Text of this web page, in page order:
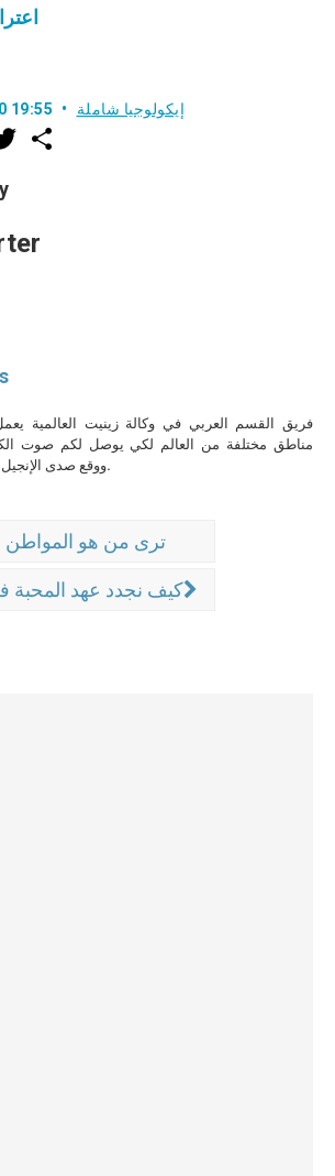
19:55 إيكولوجيا شاملة
w
r
فريق القسم العربي في وكالة زينيت العالمية
مناطق مختلفة من العالم لكي يوصل لكم صوت
ووقع صدى الإنجيل الحي.
ترى من هو المواطن
كيف نجدد عهد